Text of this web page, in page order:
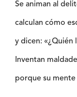
Se animan al
calculan cómo
y dicen: «¿Quién
Inventan
porque su